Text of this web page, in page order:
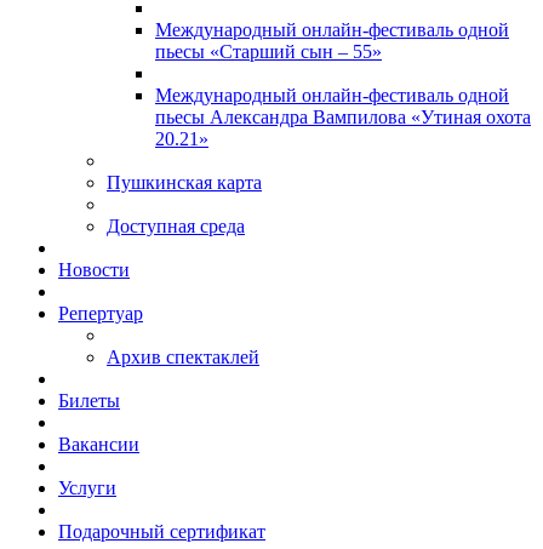
Международный онлайн-фестиваль одной
пьесы «Старший сын – 55»
Международный онлайн-фестиваль одной
пьесы Александра Вампилова «Утиная охота
20.21»
Пушкинская карта
Доступная среда
Новости
Репертуар
Архив спектаклей
Билеты
Вакансии
Услуги
Подарочный сертификат